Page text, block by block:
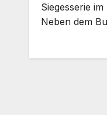
Siegesserie
Neben dem